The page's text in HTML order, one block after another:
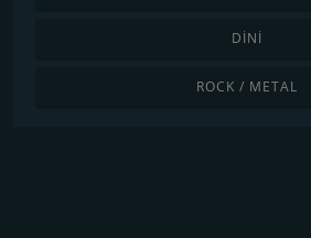
DINI
ROCK / METAL